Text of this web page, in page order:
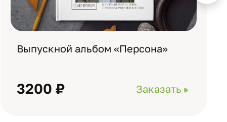
Выпускной альбом «Персона»
3200 ₽ Заказать